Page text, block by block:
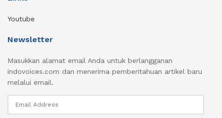
Youtube
Newsletter
Masukkan alamat email Anda untuk berlangganan
indovoices.com dan menerima pemberitahuan artikel baru
melalui email.